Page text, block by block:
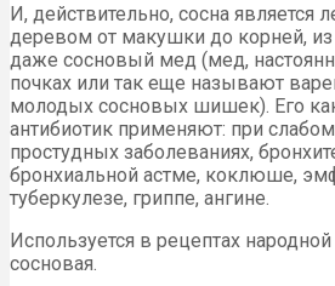
И, действительно, сосна является
деревом от макушки до корней, из
даже сосновый мед (мед,
почках или так еще называют
молодых сосновых шишек). Его
антибиотик применяют: при
простудных заболеваниях,
бронхиальной астме, коклюше,
туберкулезе, гриппе, ангине.
Используется в рецептах
сосновая.